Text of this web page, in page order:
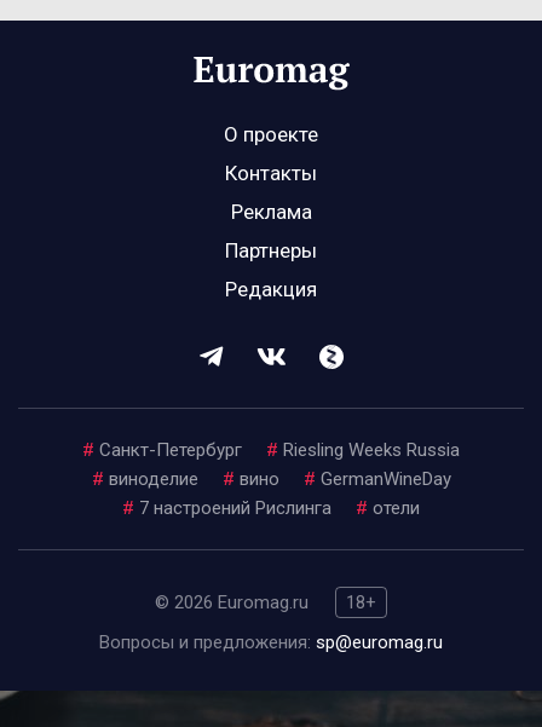
О проекте
Контакты
Реклама
Партнеры
Редакция
# Санкт-Петербург # Riesling Weeks Russia
# виноделие # вино # GermanWineDay
# 7 настроений Рислинга # отели
© 2026 Euromag.ru
18+
Вопросы и предложения: sp@euromag.ru